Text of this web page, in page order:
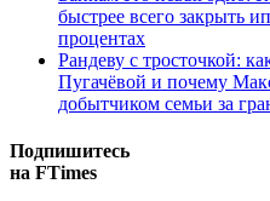
быстрее всего закрыть
процентах
Рандеву с тросточкой:
Пугачёвой и почему
добытчиком семьи за
Подпишитесь
на FTimes